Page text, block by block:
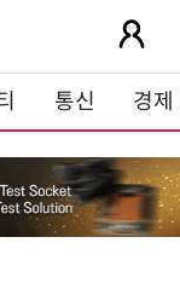
통신 경제